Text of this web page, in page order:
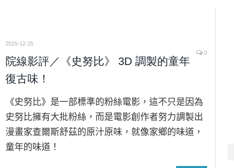
2015-12-25
0
院線影評／《史努比》 3D 調製的童年
復古味！
《史努比》是一部標準的粉絲電影，這不只是因為
史努比擁有大批粉絲，而是電影創作者努力調製出
漫畫家查爾斯舒茲的原汁原味，就像家鄉的味道，
童年的味道！